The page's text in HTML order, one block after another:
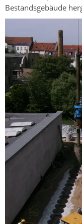
Bestandsgebäude